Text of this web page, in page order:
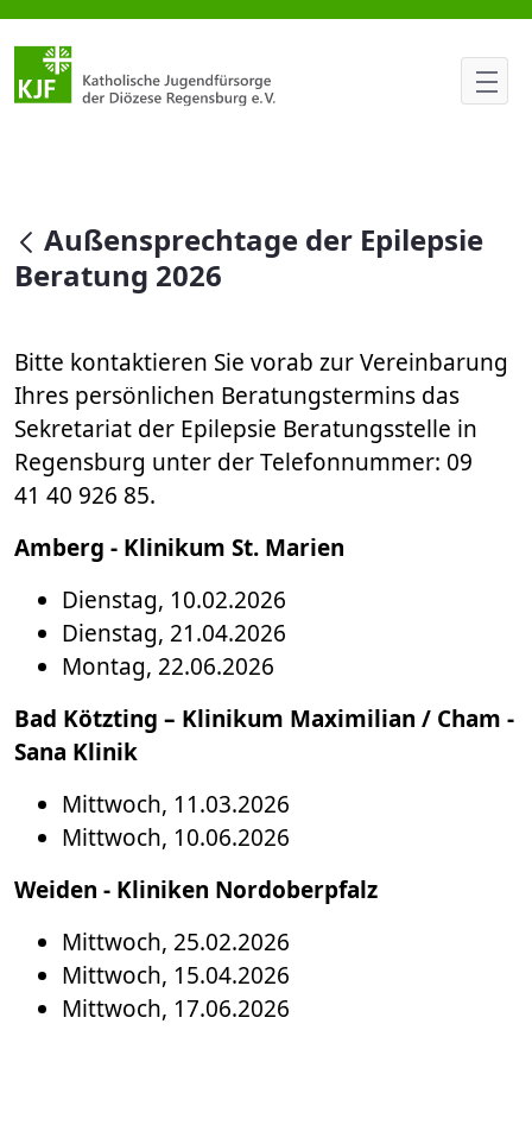
Außensprechtage der
null
Außensprechtage der Epilepsie
Beratung 2026
Bitte kontaktieren Sie vorab zur Vereinbarung
Ihres persönlichen Beratungstermins das
Sekretariat der Epilepsie Beratungsstelle in
Regensburg unter der Telefonnummer: 09
41 40 926 85.
Amberg - Klinikum St. Marien
Dienstag, 10.02.2026
Dienstag, 21.04.2026
Montag, 22.06.2026
Bad Kötzting – Klinikum Maximilian / Cham -
Sana Klinik
Mittwoch, 11.03.2026
Mittwoch, 10.06.2026
Weiden - Kliniken Nordoberpfalz
Mittwoch, 25.02.2026
Mittwoch, 15.04.2026
Mittwoch, 17.06.2026